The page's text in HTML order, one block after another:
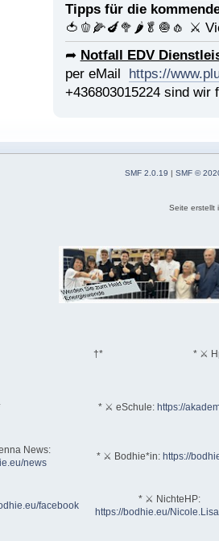
Tipps für die
🍅🫑🌽🍆🥦🌶🥬🧅🧄 ⚔
➦ Notfall EDV
per eMail https://
+436803015224 sind wir
SMF 2.0.19 | SMF ©
Seite erstellt
†* * ⚔
* ⚔ eSchule: https://
News:
news
* ⚔ Bodhie*in: https://
facebook
* ⚔ NichteHP:
https://bodhie.eu/